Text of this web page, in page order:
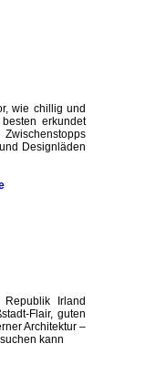
wie chillig und
erkundet
Designläden
Irland
Flair, guten
Architektur –
kann